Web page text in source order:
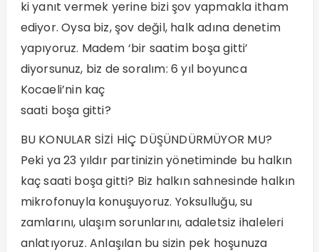
ki yanıt vermek yerine bizi şov yapmakla itham
ediyor. Oysa biz, şov değil, halk adına denetim
yapıyoruz. Madem ‘bir saatim boşa gitti’
diyorsunuz, biz de soralım: 6 yıl boyunca
Kocaeli’nin kaç
saati boşa gitti?
BU KONULAR SİZİ HİÇ DÜŞÜNDÜRMÜYOR MU?
Peki ya 23 yıldır partinizin yönetiminde bu halkın
kaç saati boşa gitti? Biz halkın sahnesinde halkın
mikrofonuyla konuşuyoruz. Yoksulluğu, su
zamlarını, ulaşım sorunlarını, adaletsiz ihaleleri
anlatıyoruz. Anlaşılan bu sizin pek hoşunuza